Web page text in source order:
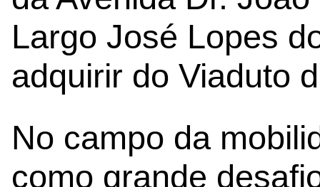
Largo José Lopes
adquirir do Viaduto
No campo da
como grande